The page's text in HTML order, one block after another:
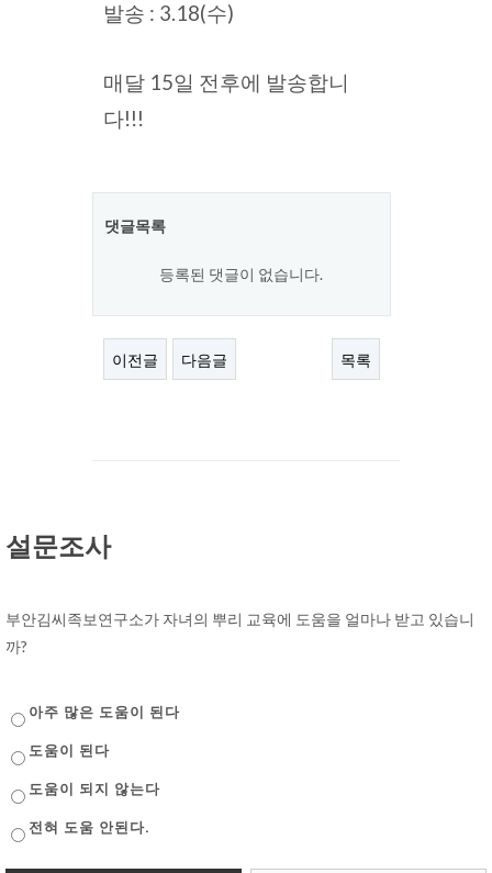
발송 : 3.18(수)
매달 15일 전후에 발송합니
다!!!
댓글목록
등록된 댓글이 없습니다.
이전글 다음글 목록
설문조사
부안김씨족보연구소가 자녀의 뿌리 교육에 도움을 얼마나 받고 있습니
까?
아주 많은 도움이 된다
도움이 된다
도움이 되지 않는다
전혀 도움 안된다.